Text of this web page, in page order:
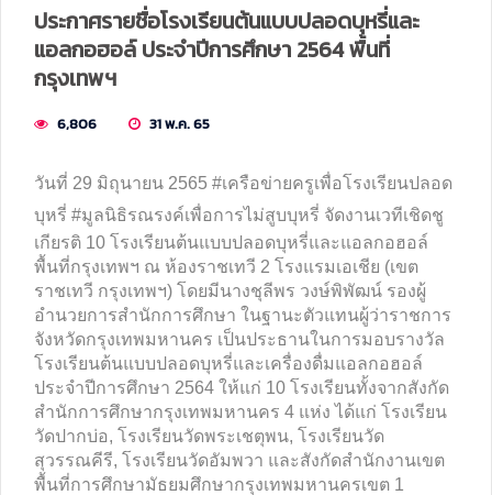
ประกาศรายชื่อโรงเรียนต้นแบบปลอดบุหรี่และ
แอลกอฮอล์ ประจำปีการศึกษา 2564 พื้นที่
กรุงเทพฯ
6,806 31 พ.ค. 65
วันที่ 29 มิถุนายน 2565 #เครือข่ายครูเพื่อโรงเรียนปลอด
บุหรี่ #มูลนิธิรณรงค์เพื่อการไม่สูบบุหรี่ จัดงานเวทีเชิดชู
เกียรติ 10 โรงเรียนต้นแบบปลอดบุหรี่และแอลกอฮอล์
พื้นที่กรุงเทพฯ ณ ห้องราชเทวี 2 โรงแรมเอเชีย (เขต
ราชเทวี กรุงเทพฯ) โดยมีนางชุลีพร วงษ์พิพัฒน์ รองผู้
อำนวยการสำนักการศึกษา ในฐานะตัวแทนผู้ว่าราชการ
จังหวัดกรุงเทพมหานคร เป็นประธานในการมอบรางวัล
โรงเรียนต้นแบบปลอดบุหรี่และเครื่องดื่มแอลกอฮอล์
ประจำปีการศึกษา 2564 ให้แก่ 10 โรงเรียนทั้งจากสังกัด
สำนักการศึกษากรุงเทพมหานคร 4 แห่ง ได้แก่ โรงเรียน
วัดปากบ่อ, โรงเรียนวัดพระเชตุพน, โรงเรียนวัด
สุวรรณคีรี, โรงเรียนวัดอัมพวา และสังกัดสำนักงานเขต
พื้นที่การศึกษามัธยมศึกษากรุงเทพมหานครเขต 1